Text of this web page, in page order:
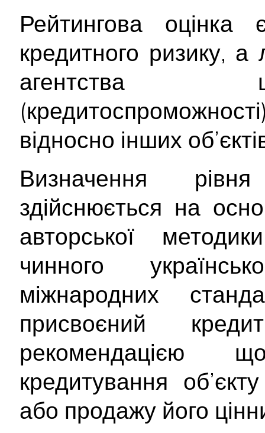
Рейтингова
кредитного ризику,
агентства
відносно інших
Визначення
здійснюється на
авторської
чинного
міжнародних
присвоєний
рекомендацією
кредитування
або продажу його